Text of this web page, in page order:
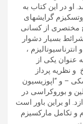
او در اين کتاب به
گرايشھای
مختصری از کسانی
بسيار دشوار
،
عنوان يکی از
و نظريه پرداز
– و “اپوزيسيون
استالين و بوروکراسی در
او براين باور است
تکامل مارکسيزم